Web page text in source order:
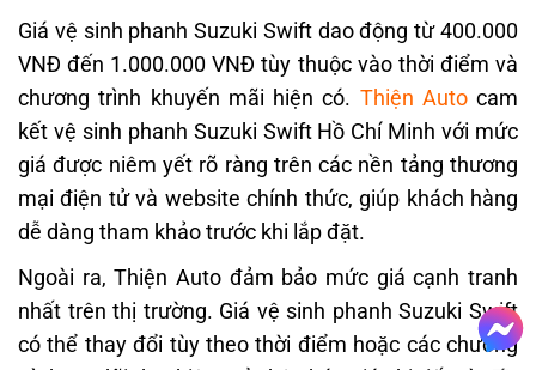
Giá vệ sinh phanh Suzuki Swift dao động từ 400.000
VNĐ đến 1.000.000 VNĐ tùy thuộc vào thời điểm và
chương trình khuyến mãi hiện có. Thiện Autocam
kết vệ sinh phanh Suzuki Swift Hồ Chí Minh với mức
giá được niêm yết rõ ràng trên các nền tảng thương
mại điện tử và website chính thức, giúp khách hàng
dễ dàng tham khảo trước khi lắp đặt.
Ngoài ra, Thiện Auto đảm bảo mức giá cạnh tranh
nhất trên thị trường. Giá vệ sinh phanh Suzuki Swift
có thể thay đổi tùy theo thời điểm hoặc các chương